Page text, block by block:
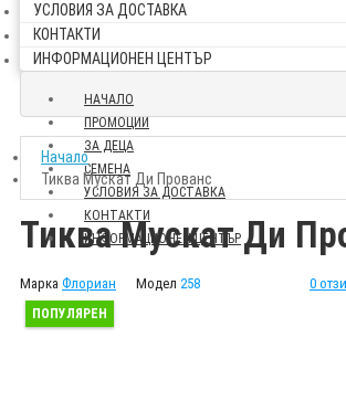
УСЛОВИЯ ЗА ДОСТАВКА
КОНТАКТИ
ИНФОРМАЦИОНЕН ЦЕНТЪР
НАЧАЛО
ПРОМОЦИИ
ЗА ДЕЦА
СЕМЕНА
УСЛОВИЯ ЗА ДОСТАВКА
КОНТАКТИ
ИНФОРМАЦИОНЕН ЦЕНТЪР
Начало
Тиква Мускат Ди Прованс
Тиква Мускат Ди
Марка Флориан Модел 258 0
ПОПУЛЯРЕН